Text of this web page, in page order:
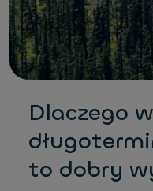
Dlaczego
to dobry